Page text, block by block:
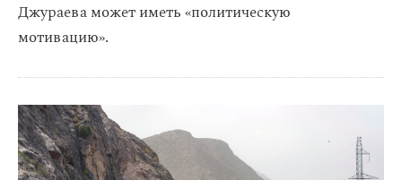
Джураева может иметь «политическую
мотивацию».